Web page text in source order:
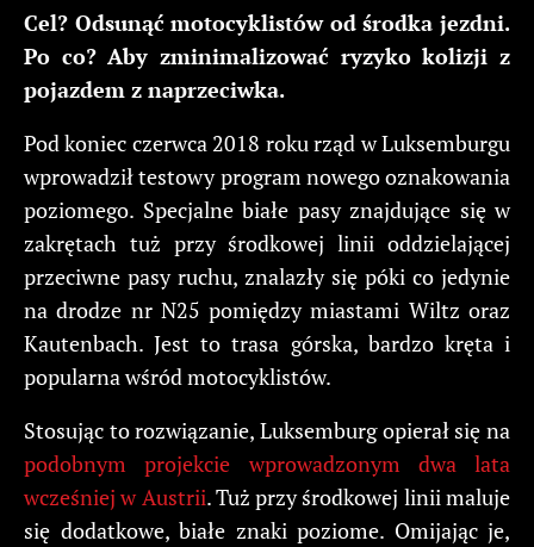
Cel? Odsunąć motocyklistów od środka jezdni.
Po co? Aby zminimalizować ryzyko kolizji z
pojazdem z naprzeciwka.
Pod koniec czerwca 2018 roku rząd w Luksemburgu
wprowadził testowy program nowego oznakowania
poziomego. Specjalne białe pasy znajdujące się w
zakrętach tuż przy środkowej linii oddzielającej
przeciwne pasy ruchu, znalazły się póki co jedynie
na drodze nr N25 pomiędzy miastami Wiltz oraz
Kautenbach. Jest to trasa górska, bardzo kręta i
popularna wśród motocyklistów.
Stosując to rozwiązanie, Luksemburg opierał się na
podobnym projekcie wprowadzonym dwa lata
wcześniej w Austrii. Tuż przy środkowej linii maluje
się dodatkowe, białe znaki poziome. Omijając je,